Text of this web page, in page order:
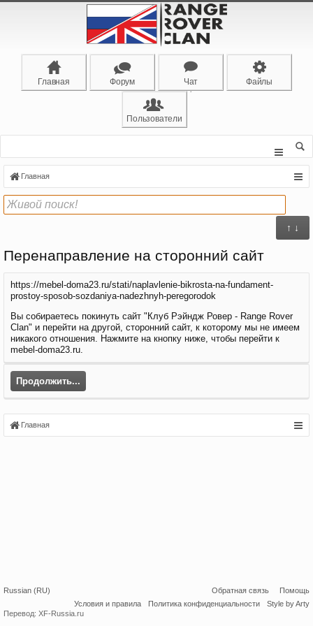
Главная Форум Чат Файлы
Пользователи
Главная
↑ ↓
Перенаправление на сторонний сайт
https://mebel-doma23.ru/stati/naplavlenie-bikrosta-na-fundament-
prostoy-sposob-sozdaniya-nadezhnyh-peregorodok
Вы собираетесь покинуть сайт "Клуб Рэйндж Ровер - Range Rover
Clan" и перейти на другой, сторонний сайт, к которому мы не имеем
никакого отношения. Нажмите на кнопку ниже, чтобы перейти к
mebel-doma23.ru.
Продолжить...
Главная
Russian (RU) Обратная связь
Помощь
Условия и правила
Политика конфиденциальности
Style by Arty
Перевод: XF-Russia.ru